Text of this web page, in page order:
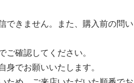
できません。また、購入前の問い
ご確認してください。
身でお願いいたします。